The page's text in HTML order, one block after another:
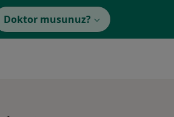
Doktor musunuz?